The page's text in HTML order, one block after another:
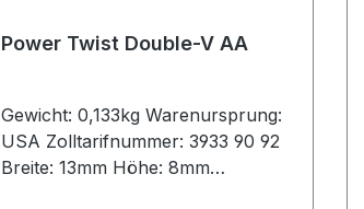
Power Twist Double-V AA
Gewicht: 0,133kg Warenursprung:
USA Zolltarifnummer: 3933 90 92
Breite: 13mm Höhe: 8mm